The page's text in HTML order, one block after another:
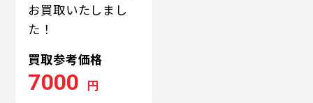
お買取いたしまし
た！
買取参考価格
7000 円